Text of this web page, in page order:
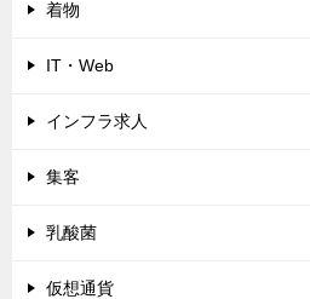
着物
IT・Web
インフラ求人
集客
乳酸菌
仮想通貨